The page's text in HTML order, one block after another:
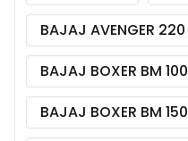
BAJAJ AVENGER 220
BAJAJ BOXER BM 100
BAJAJ BOXER BM 150